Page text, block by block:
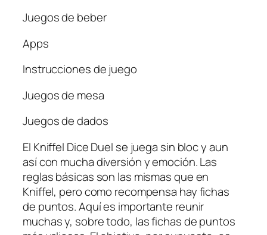
Juegos de beber
Apps
Instrucciones de juego
Juegos de mesa
Juegos de dados
El Kniffel Dice Duel se juega sin bloc y aun
así con mucha diversión y emoción. Las
reglas básicas son las mismas que en
Kniffel, pero como recompensa hay fichas
de puntos. Aquí es importante reunir
muchas y, sobre todo, las fichas de puntos